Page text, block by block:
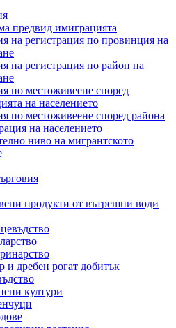
предвид имиграцията
на регистрация по провинция на
на регистрация по район на
по местоживеене според
на населението
по местоживеене според района
на населението
ниво на мигрантското
продукти от вътрешни води
и дребен рогат добитък
култури